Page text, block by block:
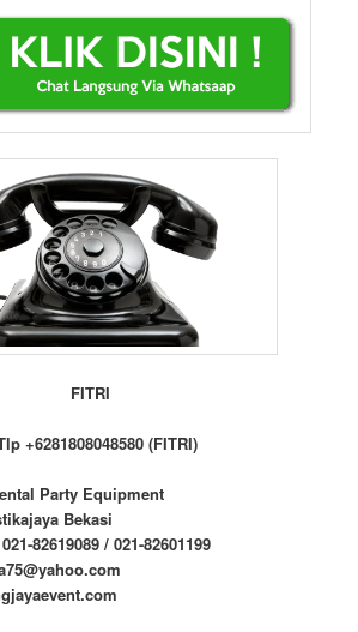
FITRI
+6281808048580 (FITRI)
Party Equipment
Bekasi
82619089 / 021-82601199